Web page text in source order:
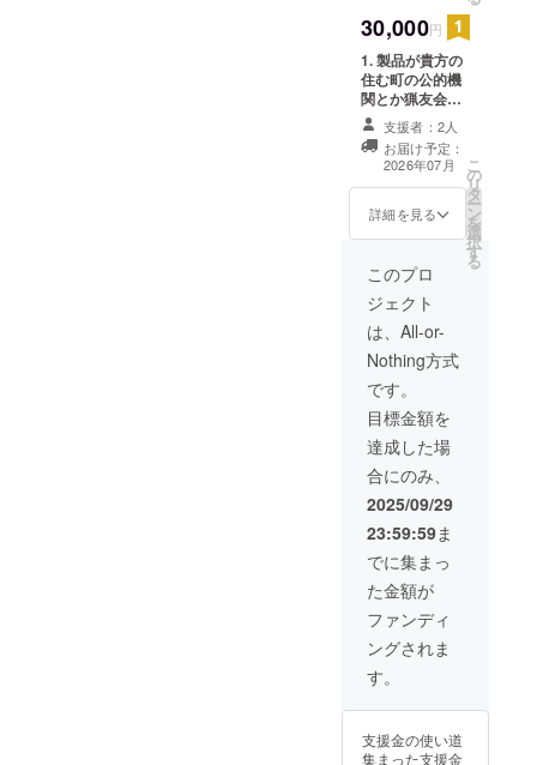
ググループ
任期終了
昭和62年 9
月 上記の任
期終了に伴
い、北海道
立工業試験
場殿の
センシン
グ技術開発
の共同研究
員となる。
平成元年 7
月 旭川市殿
より技術ア
ドバイザー
として委嘱
を受ける
平成 2年 3
月 北海道立
工業試験場
殿のセンシ
ング技術共
同研究完了
平成 5年 3
月 北海道知
事殿より、
機械・金属
30,000円
1. 製品が貴方の
住む町の公的機
関とか猟友会な
どで購入 され
た時，貴方のお
力添えの結晶が
貴方の町の人と
動物を守る
為，嫁入りした
し上げます。 2.
迄の実験と撃退
忌避の実施を記
録した 画像と
特許を出願する
書類一式をコ
ピーして自分用
に 上書き変更
が出来る出願書
類のひな型を収
納したＣＤ を
1枚。 (時期
ます)
支援者：2人
お届け予定：
2026年07月
詳細を見る
こ
の
リ
タ
ー
ン
を
選
択
す
る
このプロ
ジェクト
は、All-or-
Nothing方式
です。
目標金額を
達成した場
合にのみ、
2025/09/29
23:59:59ま
でに集まっ
た金額が
ファンディ
ングされま
す。
支援金の使い道
集まった支援金